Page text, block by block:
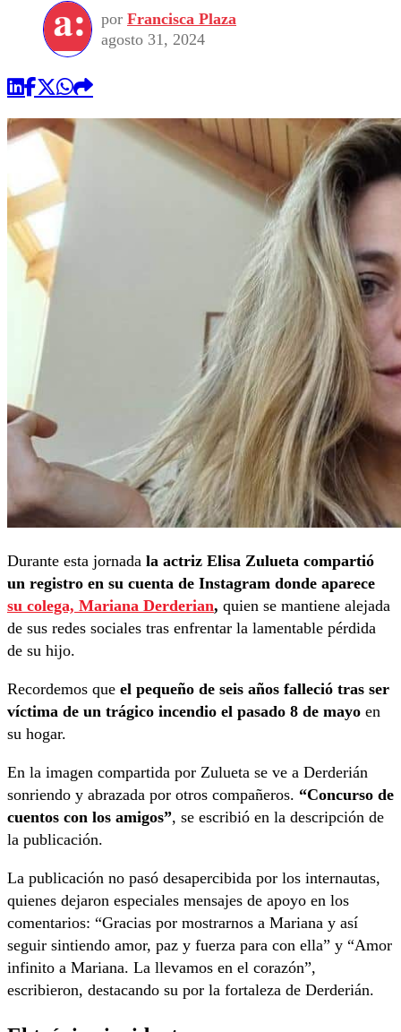
por Francisca Plaza
agosto 31, 2024
Durante esta jornada la actriz Elisa Zulueta compartió
un registro en su cuenta de Instagram donde aparece
su colega, Mariana Derderian, quien se mantiene alejada
de sus redes sociales tras enfrentar la lamentable pérdida
de su hijo.
Recordemos que el pequeño de seis años falleció tras ser
víctima de un trágico incendio el pasado 8 de mayo en
su hogar.
En la imagen compartida por Zulueta se ve a Derderián
sonriendo y abrazada por otros compañeros. “Concurso de
cuentos con los amigos”, se escribió en la descripción de
la publicación.
La publicación no pasó desapercibida por los internautas,
quienes dejaron especiales mensajes de apoyo en los
comentarios: “Gracias por mostrarnos a Mariana y así
seguir sintiendo amor, paz y fuerza para con ella” y “Amor
infinito a Mariana. La llevamos en el corazón”,
escribieron, destacando su por la fortaleza de Derderián.